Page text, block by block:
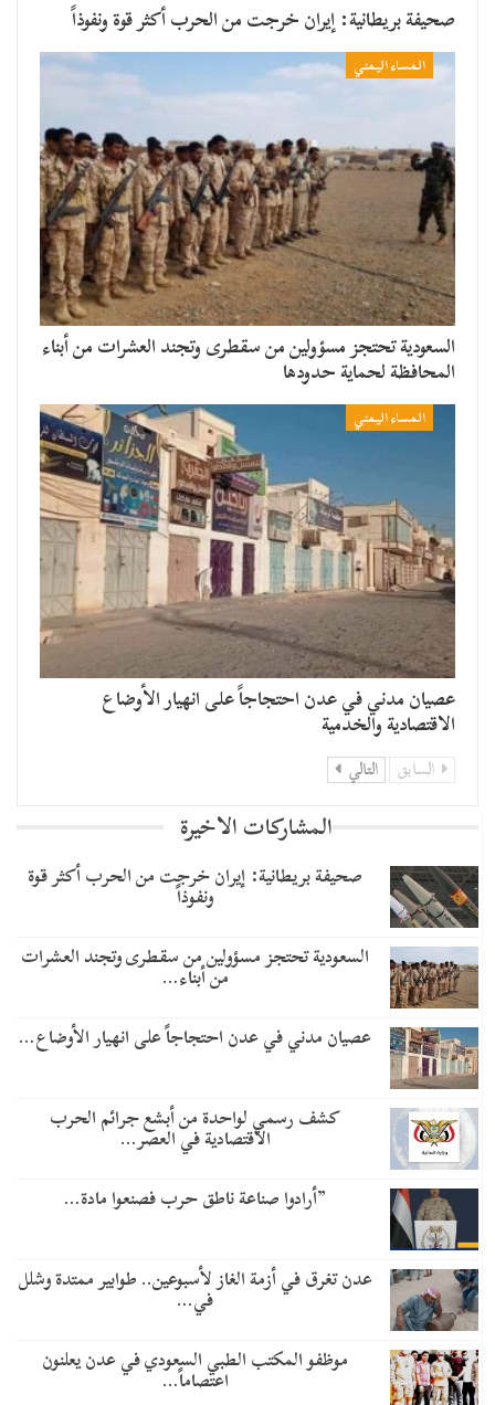
صحيفة بريطانية: إيران خرجت من الحرب أكثر قوة ونفوذاً
المساء اليمني
السعودية تحتجز مسؤولين من سقطرى وتجند العشرات من أبناء
المحافظة لحماية حدودها
المساء اليمني
عصيان مدني في عدن احتجاجاً على انهيار الأوضاع
الاقتصادية والخدمية
السابق التالي
المشاركات الاخيرة
صحيفة بريطانية: إيران خرجت من الحرب أكثر قوة
ونفوذاً
السعودية تحتجز مسؤولين من سقطرى وتجند العشرات
من أبناء…
عصيان مدني في عدن احتجاجاً على انهيار الأوضاع…
كشف رسمي لواحدة من أبشع جرائم الحرب
الاقتصادية في العصر…
​”أرادوا صناعة ناطق حرب فصنعوا مادة…
عدن تغرق في أزمة الغاز لأسبوعين.. طوابير ممتدة وشلل
في…
موظفو المكتب الطبي السعودي في عدن يعلنون
اعتصاماً…